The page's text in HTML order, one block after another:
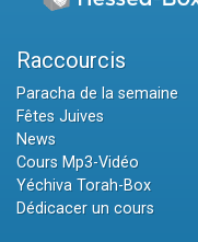
Raccourcis
Paracha de la semaine
Fêtes Juives
News
Cours Mp3-Vidéo
Yéchiva Torah-Box
Dédicacer un cours